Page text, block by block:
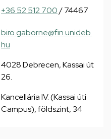
+36 52 512 700/ 74467
biro.gaborne@fin.unideb.
hu
4028 Debrecen, Kassai út
26.
Kancellária IV. (Kassai úti
Campus), földszint, 34